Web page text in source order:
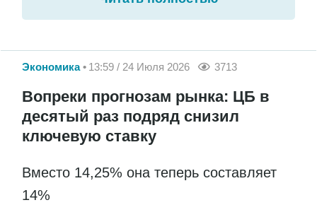
Экономика 13:59 / 24 Июля 2026 3713
Вопреки прогнозам рынка: ЦБ в
десятый раз подряд снизил
ключевую ставку
Вместо 14,25% она теперь составляет
14%